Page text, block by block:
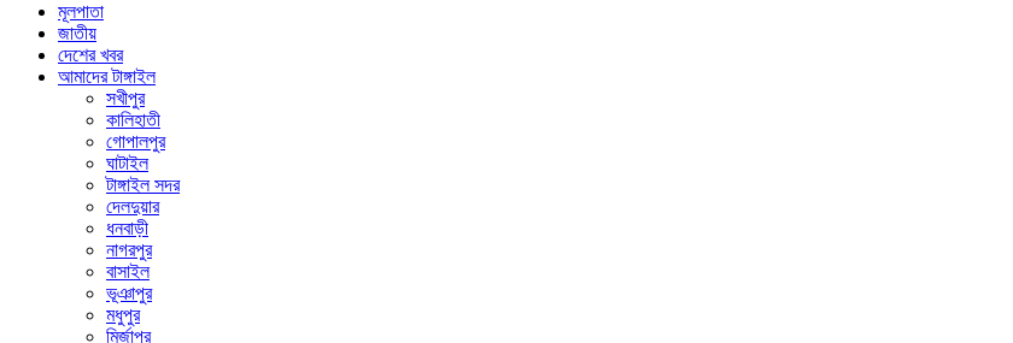
মূলপাতা
জাতীয়
দেশের খবর
আমাদের টাঙ্গাইল
সখীপুর
কালিহাতী
গোপালপুর
ঘাটাইল
টাঙ্গাইল সদর
দেলদুয়ার
ধনবাড়ী
নাগরপুর
বাসাইল
ভূঞাপুর
মধুপুর
মির্জাপুর